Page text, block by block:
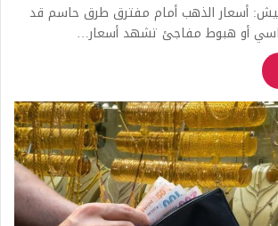
أسعار الذهب أمام مفترق طرق حاسم قد
أو هبوط مفاجئ تشهد أسعار…